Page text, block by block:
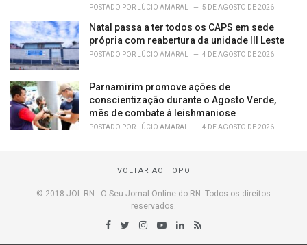
POSTADO POR LÚCIO AMARAL 5 DE AGOSTO DE 2026
Natal passa a ter todos os CAPS em sede
própria com reabertura da unidade III Leste
POSTADO POR LÚCIO AMARAL 4 DE AGOSTO DE 2026
Parnamirim promove ações de
conscientização durante o Agosto Verde,
mês de combate à leishmaniose
POSTADO POR LÚCIO AMARAL 4 DE AGOSTO DE 2026
VOLTAR AO TOPO
© 2018 JOL RN - O Seu Jornal Online do RN. Todos os direitos
reservados.